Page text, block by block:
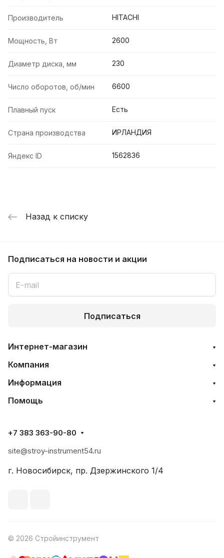
Производитель HITACHI
Мощность, Вт 2600
Диаметр диска, мм 230
Число оборотов, об/мин 6600
Плавный пуск Есть
Страна производства ИРЛАНДИЯ
Яндекс ID 1562836
Назад к списку
Подписаться на новости и акции
Подписаться
Интернет-магазин
Компания
Информация
Помощь
+7 383 363-90-80
site@stroy-instrument54.ru
г. Новосибирск, пр. Дзержинского 1/4
© 2026 Стройинструмент